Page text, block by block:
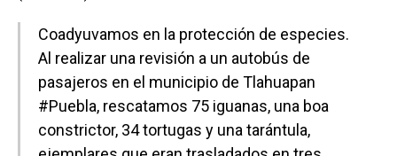
Coadyuvamos en la protección de especies.
Al realizar una revisión a un autobús de
pasajeros en el municipio de Tlahuapan
#Puebla, rescatamos 75 iguanas, una boa
constrictor, 34 tortugas y una tarántula,